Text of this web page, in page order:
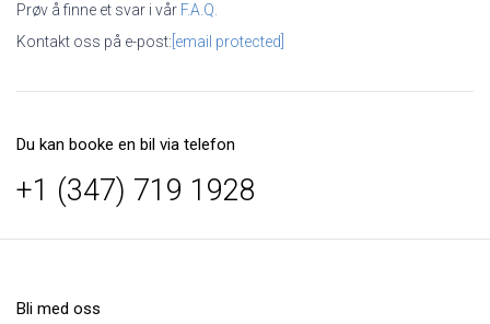
Prøv å finne et svar i vår F.A.Q.
Kontakt oss på e-post: [email protected]
Du kan booke en bil via telefon
+1 (347) 719 1928
Bli med oss